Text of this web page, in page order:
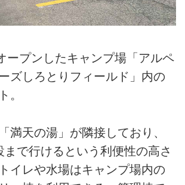
ープンしたキャンプ場「アルペ
ズしろとりフィールド」内の
。
満天の湯」が隣接しており、
まで行けるという利便性の高さ
イレや水場はキャンプ場内の